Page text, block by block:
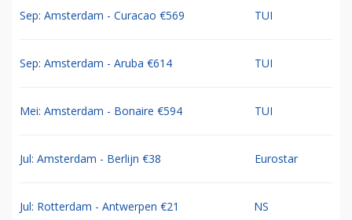
Sep: Amsterdam - Curacao €569 TUI
Sep: Amsterdam - Aruba €614 TUI
Mei: Amsterdam - Bonaire €594 TUI
Jul: Amsterdam - Berlijn €38 Eurostar
Jul: Rotterdam - Antwerpen €21 NS